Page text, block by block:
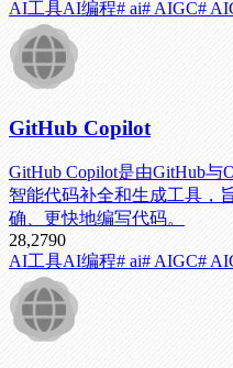
AI工具AI编程# ai# AIGC#
GitHub Copilot
GitHub Copilot是由GitHub
智能代码补全和生成工具，
确、更快地编写代码。
28,2790
AI工具AI编程# ai# AIGC#